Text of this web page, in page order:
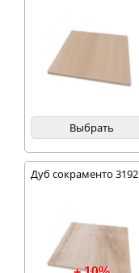
Выбрать
Дуб сокраменто 3192